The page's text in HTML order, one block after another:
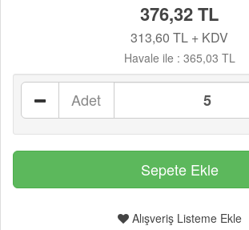
376,32 TL
313,60 TL + KDV
Havale ile : 365,03 TL
Adet
Alışveriş Listeme Ekle